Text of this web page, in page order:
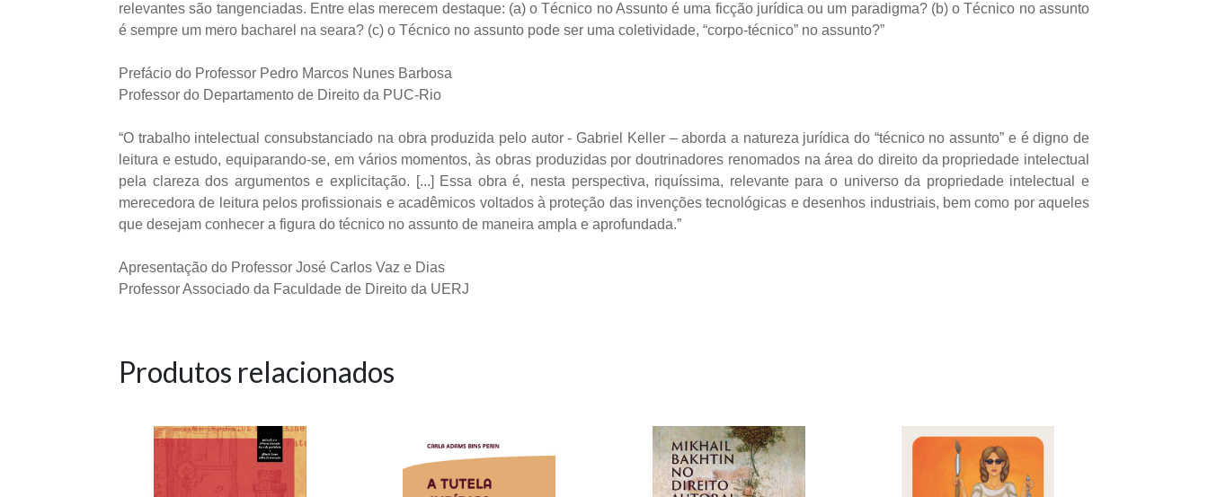
relevantes são tangenciadas. Entre elas merecem destaque: (a) o Técnico no Assunto é uma ficção jurídica ou um paradigma? (b) o Técnico no assunto
é sempre um mero bacharel na seara? (c) o Técnico no assunto pode ser uma coletividade, “corpo-técnico” no assunto?”
Prefácio do Professor Pedro Marcos Nunes Barbosa
Professor do Departamento de Direito da PUC-Rio
“O trabalho intelectual consubstanciado na obra produzida pelo autor - Gabriel Keller – aborda a natureza jurídica do “técnico no assunto” e é digno de
leitura e estudo, equiparando-se, em vários momentos, às obras produzidas por doutrinadores renomados na área do direito da propriedade intelectual
pela clareza dos argumentos e explicitação. [...] Essa obra é, nesta perspectiva, riquíssima, relevante para o universo da propriedade intelectual e
merecedora de leitura pelos profissionais e acadêmicos voltados à proteção das invenções tecnológicas e desenhos industriais, bem como por aqueles
que desejam conhecer a figura do técnico no assunto de maneira ampla e aprofundada.”
Apresentação do Professor José Carlos Vaz e Dias
Professor Associado da Faculdade de Direito da UERJ
Produtos relacionados